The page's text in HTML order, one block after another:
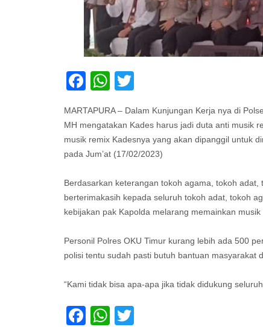
Facebook
WhatsApp
MARTAPURA – Dalam Kunjungan Kerja nya di
MH mengatakan Kades harus jadi duta anti musik
musik remix Kadesnya yang akan dipanggil untuk
pada Jum’at (17/02/2023)
Berdasarkan keterangan tokoh agama, tokoh
berterimakasih kepada seluruh tokoh adat, tokoh
kebijakan pak Kapolda melarang memainkan musik
Personil Polres OKU Timur kurang lebih ada 500
polisi tentu sudah pasti butuh bantuan masyarakat
“Kami tidak bisa apa-apa jika tidak didukung
Facebook
WhatsApp